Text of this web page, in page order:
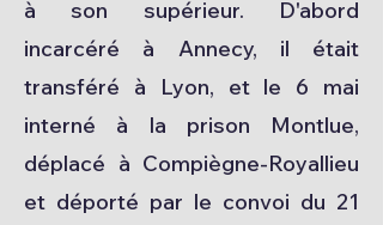
à son supérieur. D'abord
incarcéré à Annecy, il était
transféré à Lyon, et le 6 mai
interné à la prison Montlue,
déplacé à Compiègne-Royallieu
et déporté par le convoi du 21